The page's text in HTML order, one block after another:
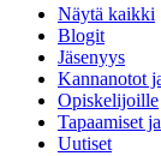
Näytä kaikki
Blogit
Jäsenyys
Kannanotot
Opiskelijoille
Tapaamiset
Uutiset